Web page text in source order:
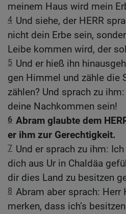
meinem Haus wird mein
4 Und siehe, der HERR
nicht dein Erbe sein,
Leibe kommen wird, der
5 Und er hieß ihn
gen Himmel und zähle die
zählen? Und sprach zu
deine Nachkommen sein!
6 Abram glaubte dem
er ihm zur Gerechtigkeit.
7 Und er sprach zu ihm:
dich aus Ur in Chaldäa
dir dies Land zu besitzen
8 Abram aber sprach: Herr
merken, dass ich’s